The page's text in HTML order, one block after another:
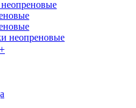
неопреновые